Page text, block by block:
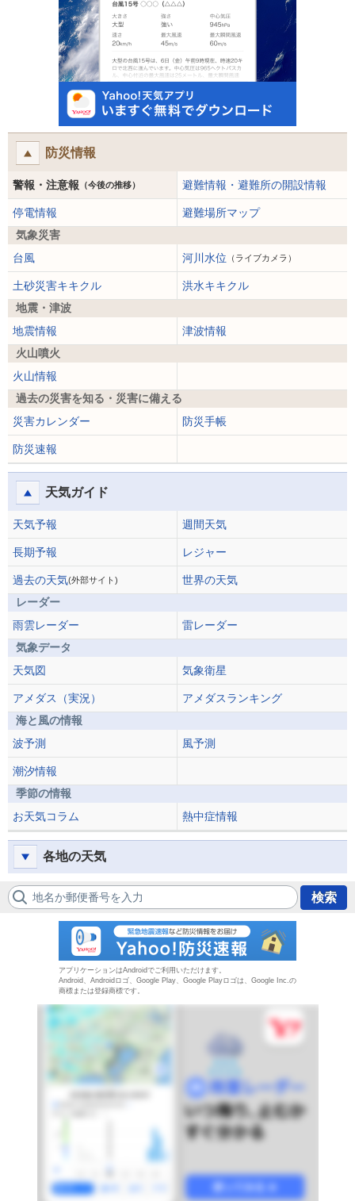
防災情報
警報・注意報 （今後の推移） 避難情報・避難所の開設情報
停電情報
避難場所マップ
気象災害
台風
河川水位 （ライブカメラ）
土砂災害キキクル
洪水キキクル
地震・津波
地震情報
津波情報
火山噴火
火山情報
過去の災害を知る・災害に備える
災害カレンダー
防災手帳
防災速報
天気ガイド
天気予報 週間天気
長期予報 レジャー
過去の天気(外部サイト)
世界の天気
レーダー
雨雲レーダー
雷レーダー
気象データ
天気図
気象衛星
アメダス（実況）
アメダスランキング
海と風の情報
波予測
風予測
潮汐情報
季節の情報
お天気コラム
熱中症情報
各地の天気
地名か郵便番号を入力 検索
アプリケーションはAndroidでご利用いただけます。
Android、Androidロゴ、Google Play、Google Playロゴは、Google Inc.の
商標または登録商標です。